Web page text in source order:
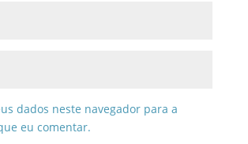
dados neste navegador para a
eu comentar.